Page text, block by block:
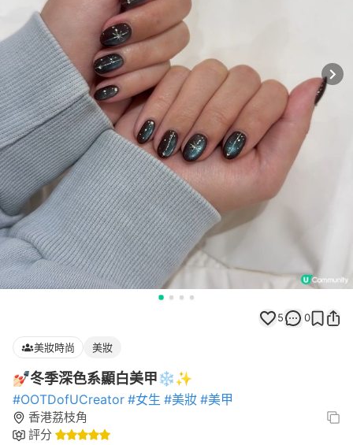
5 0
美妝時尚 美妝
💅🏻冬季深色系顯白美甲❄️✨
#OOTDofUCreator #女生 #美妝 #美甲
香港荔枝角
評分